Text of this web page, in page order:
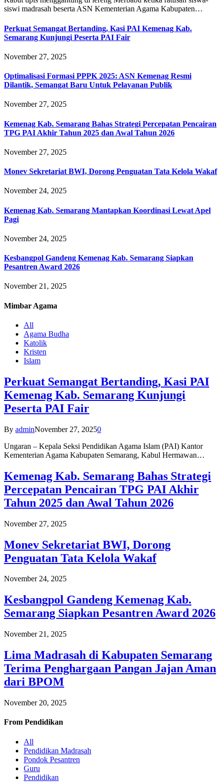
siswi madrasah beserta ASN Kementerian Agama Kabupaten…
Perkuat Semangat Bertanding, Kasi PAI Kemenag Kab.
Semarang Kunjungi Peserta PAI Fair
November 27, 2025
Optimalisasi Formasi PPPK 2025: ASN Kemenag Resmi
Dilantik, Semangat Baru Untuk Pelayanan Publik
November 27, 2025
Kemenag Kab. Semarang Bahas Strategi Percepatan Pencairan
TPG PAI Akhir Tahun 2025 dan Awal Tahun 2026
November 27, 2025
Monev Sekretariat BWI, Dorong Penguatan Tata Kelola Wakaf
November 24, 2025
Kemenag Kab. Semarang Mantapkan Koordinasi Lewat Apel
Pagi
November 24, 2025
Kesbangpol Gandeng Kemenag Kab. Semarang Siapkan
Pesantren Award 2026
November 21, 2025
Mimbar Agama
All
Agama Budha
Katolik
Kristen
Islam
Perkuat Semangat Bertanding, Kasi PAI
Kemenag Kab. Semarang Kunjungi
Peserta PAI Fair
By adminNovember 27, 20250
Ungaran – Kepala Seksi Pendidikan Agama Islam (PAI) Kantor
Kementerian Agama Kabupaten Semarang, Kabul Hermawan…
Kemenag Kab. Semarang Bahas Strategi
Percepatan Pencairan TPG PAI Akhir
Tahun 2025 dan Awal Tahun 2026
November 27, 2025
Monev Sekretariat BWI, Dorong
Penguatan Tata Kelola Wakaf
November 24, 2025
Kesbangpol Gandeng Kemenag Kab.
Semarang Siapkan Pesantren Award 2026
November 21, 2025
Lima Madrasah di Kabupaten Semarang
Terima Penghargaan Pangan Jajan Aman
dari BPOM
November 20, 2025
From Pendidikan
All
Pendidikan Madrasah
Pondok Pesantren
Guru
Pendidikan